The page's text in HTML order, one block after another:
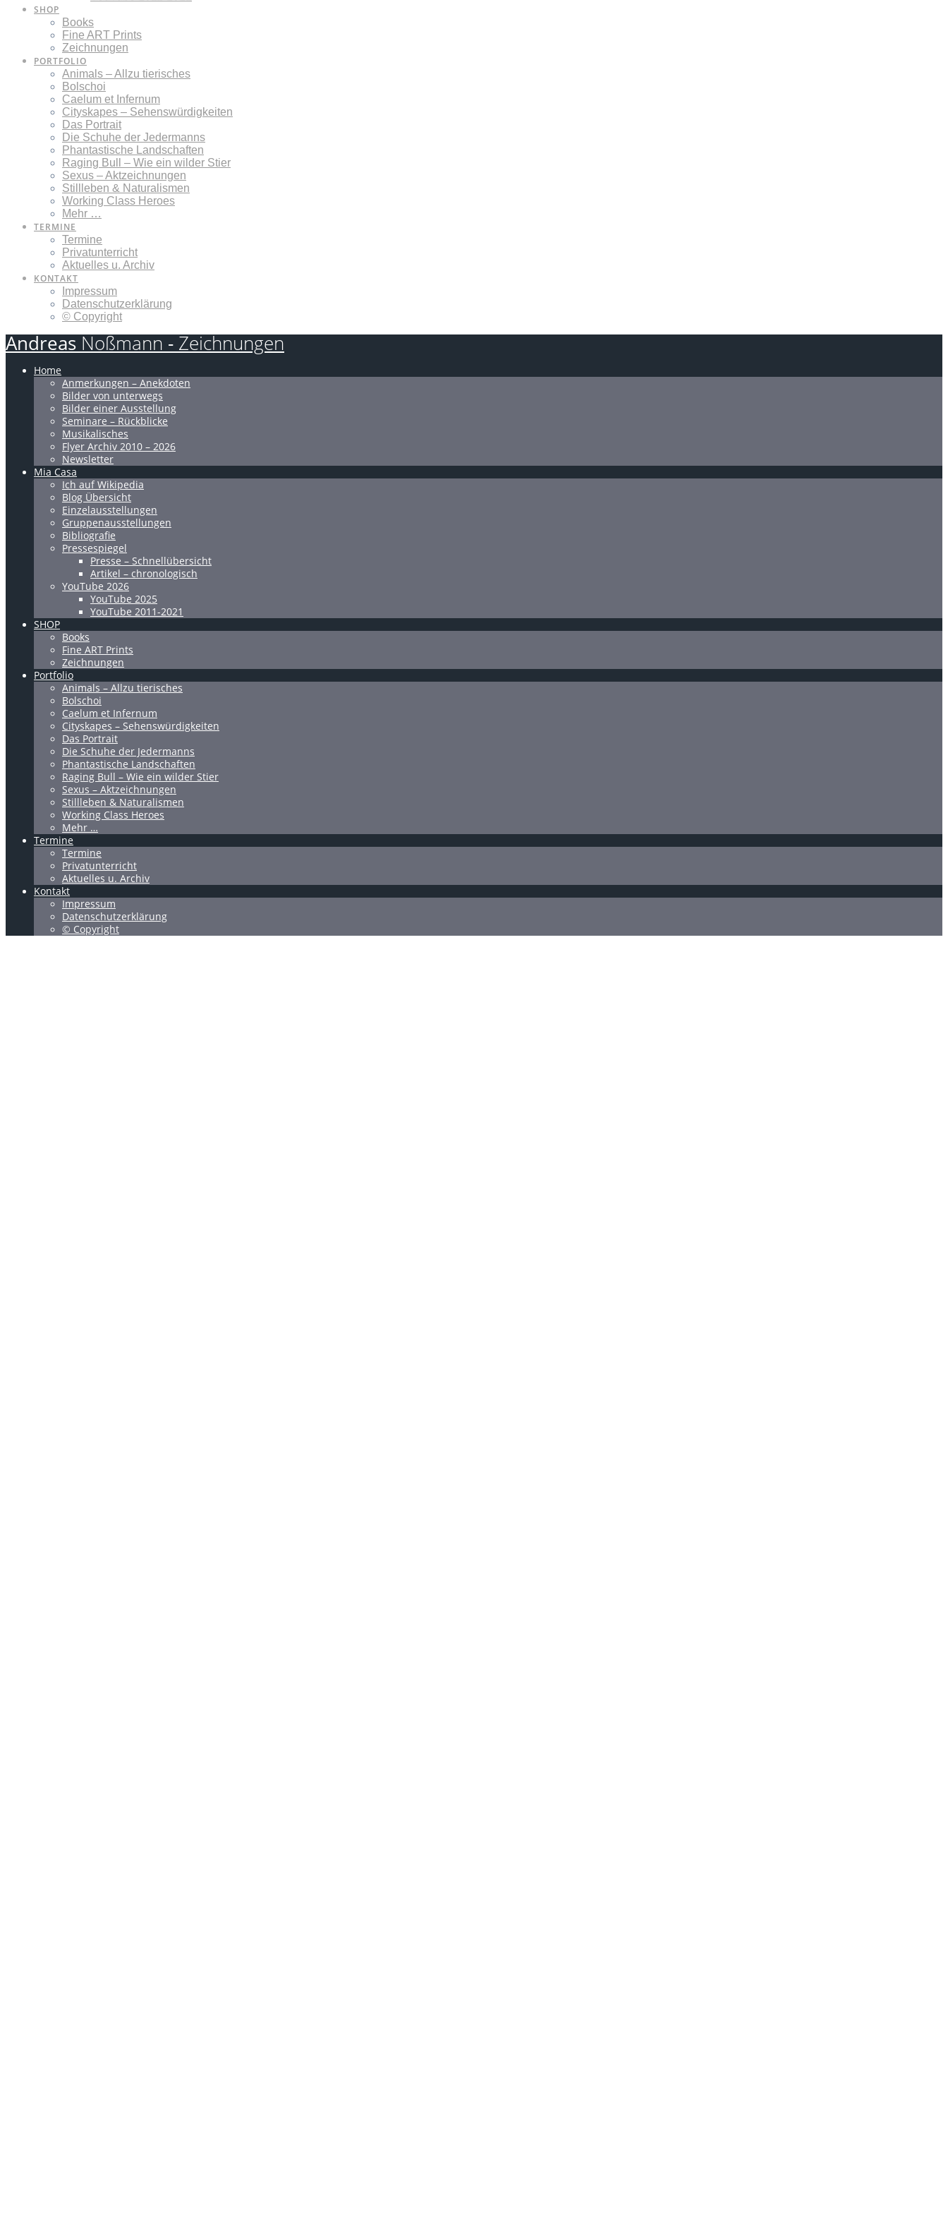
SHOP
Books
Fine ART Prints
Zeichnungen
PORTFOLIO
Animals – Allzu tierisches
Bolschoi
Caelum et Infernum
Cityskapes – Sehenswürdigkeiten
Das Portrait
Die Schuhe der Jedermanns
Phantastische Landschaften
Raging Bull – Wie ein wilder Stier
Sexus – Aktzeichnungen
Stillleben & Naturalismen
Working Class Heroes
Mehr …
TERMINE
Termine
Privatunterricht
Aktuelles u. Archiv
KONTAKT
Impressum
Datenschutzerklärung
© Copyright
Andreas Noßmann - Zeichnungen
Home
Anmerkungen – Anekdoten
Bilder von unterwegs
Bilder einer Ausstellung
Seminare – Rückblicke
Musikalisches
Flyer Archiv 2010 – 2026
Newsletter
Mia Casa
Ich auf Wikipedia
Blog Übersicht
Einzelausstellungen
Gruppenausstellungen
Bibliografie
Pressespiegel
Presse – Schnellübersicht
Artikel – chronologisch
YouTube 2026
YouTube 2025
YouTube 2011-2021
SHOP
Books
Fine ART Prints
Zeichnungen
Portfolio
Animals – Allzu tierisches
Bolschoi
Caelum et Infernum
Cityskapes – Sehenswürdigkeiten
Das Portrait
Die Schuhe der Jedermanns
Phantastische Landschaften
Raging Bull – Wie ein wilder Stier
Sexus – Aktzeichnungen
Stillleben & Naturalismen
Working Class Heroes
Mehr …
Termine
Termine
Privatunterricht
Aktuelles u. Archiv
Kontakt
Impressum
Datenschutzerklärung
© Copyright